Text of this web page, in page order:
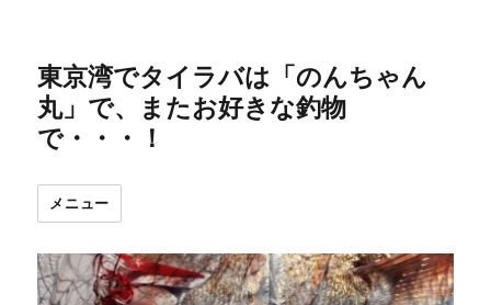
東京湾でタイラバは「のんちゃん
丸」で、またお好きな釣物
で・・・！
メニュー